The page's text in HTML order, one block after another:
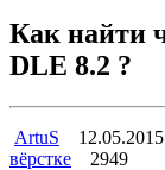
Как найти
DLE 8.2 ?
ArtuS
вёрстке
2949